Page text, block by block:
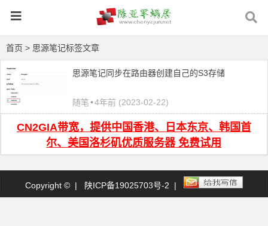
首页 > 思源笔记标签文章
思源笔记同步在路由器创建自己的S3存储
随笔•4年前 (2023-02-22)
CN2GIA带宽，提供中国香港、日本东京、韩国首
尔、美国洛杉矶优质服务器 免费试用
Copyright © | 陕ICP备19025703号-2 |